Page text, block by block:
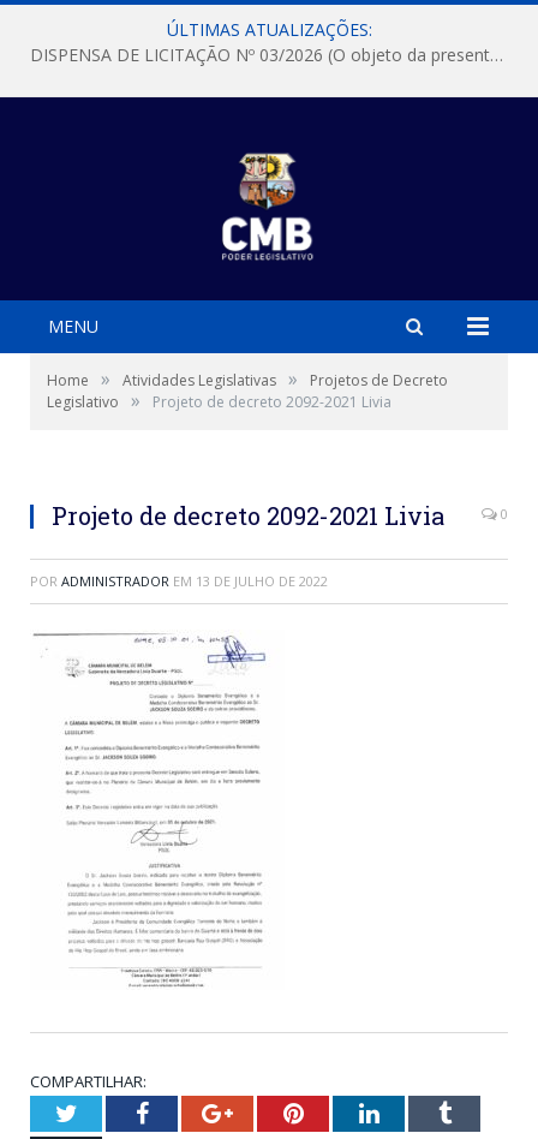
ÚLTIMAS ATUALIZAÇÕES:
DISPENSA DE LICITAÇÃO Nº 03/2026 (O objeto da presente dispensa é a escolha da proposta mais vantajosa para a aquisição, de aparelhos de ar condicionado, tipo Split, com material de instalação e fogão industrial, conforme condições, quantidades e exigências estabelecidas no termo de referencia e neste aviso de contratação direta e seus anexos)
MENU
Home » Atividades Legislativas »
Projetos de Decreto
Legislativo
» Projeto de decreto 2092-2021 Livia
Projeto de decreto 2092-2021 Livia 0
POR ADMINISTRADOR EM 13 DE JULHO DE 2022
COMPARTILHAR:
TwitterFacebookGoogle+PinterestLinkedInTumblr